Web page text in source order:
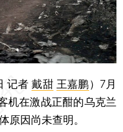
记者戴甜 王嘉鹏） 7月
机在激战正酣的乌克兰
原因尚未查明。